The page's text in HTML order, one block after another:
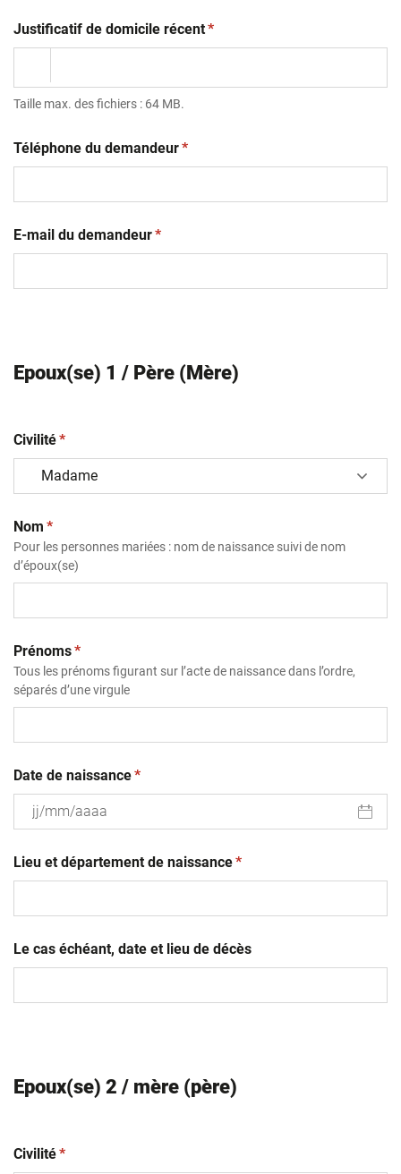
Justificatif de domicile récent(obligatoire)
*
Taille max. des fichiers : 64 MB.
Téléphone du demandeur(obligatoire)
*
E-mail du demandeur(obligatoire)
*
Epoux(se) 1 / Père (Mère)
Civilité(obligatoire)
*
Nom (obligatoire)
*
Pour les personnes mariées : nom de naissance suivi de nom
d’époux(se)
Prénoms(obligatoire)
*
Tous les prénoms figurant sur l’acte de naissance dans l’ordre,
séparés d’une virgule
Date de naissance(obligatoire)
*
slash
MM
Lieu et département de naissance(obligatoire)
*
Le cas échéant, date et lieu de décès
Epoux(se) 2 / mère (père)
Civilité(obligatoire)
*